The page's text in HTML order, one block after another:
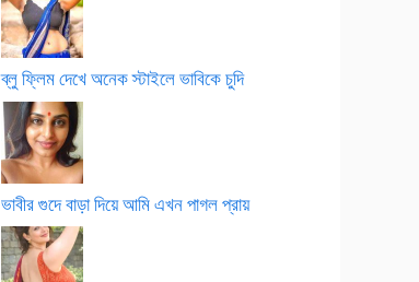
ব্লু ফ্লিম দেখে অনেক স্টাইলে ভাবিকে চুদি
ভাবীর গুদে বাড়া দিয়ে আমি এখন পাগল প্রায়